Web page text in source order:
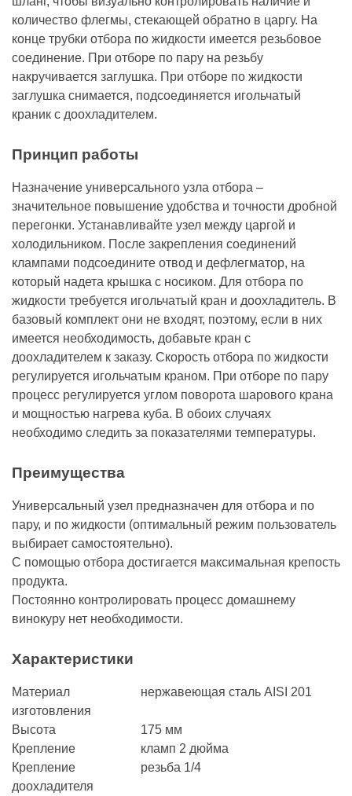
количество флегмы, стекающей обратно в царгу. На
конце трубки отбора по жидкости имеется резьбовое
соединение. При отборе по пару на резьбу
накручивается заглушка. При отборе по жидкости
заглушка снимается, подсоединяется игольчатый
краник с доохладителем.
Принцип работы
Назначение универсального узла отбора –
значительное повышение удобства и точности дробной
перегонки. Устанавливайте узел между царгой и
холодильником. После закрепления соединений
клампами подсоедините отвод и дефлегматор, на
который надета крышка с носиком. Для отбора по
жидкости требуется игольчатый кран и доохладитель. В
базовый комплект они не входят, поэтому, если в них
имеется необходимость, добавьте кран с
доохладителем к заказу. Скорость отбора по жидкости
регулируется игольчатым краном. При отборе по пару
процесс регулируется углом поворота шарового крана
и мощностью нагрева куба. В обоих случаях
необходимо следить за показателями температуры.
Преимущества
Универсальный узел предназначен для отбора и по
пару, и по жидкости (оптимальный режим пользователь
выбирает самостоятельно).
С помощью отбора достигается максимальная крепость
продукта.
Постоянно контролировать процесс домашнему
винокуру нет необходимости.
Характеристики
Материал
изготовления
нержавеющая сталь AISI 201
Высота
175 мм
Крепление
кламп 2 дюйма
Крепление
доохладителя
резьба 1/4